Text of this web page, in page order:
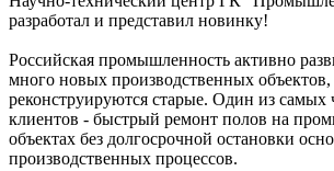
разработал и представил новинку!
Российская промышленность активно
много новых производственных
реконструируются старые. Один из самых
клиентов - быстрый ремонт полов на
объектах без долгосрочной остановки
производственных процессов.